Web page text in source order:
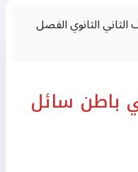
الثانوي الفصل
باطن سائل